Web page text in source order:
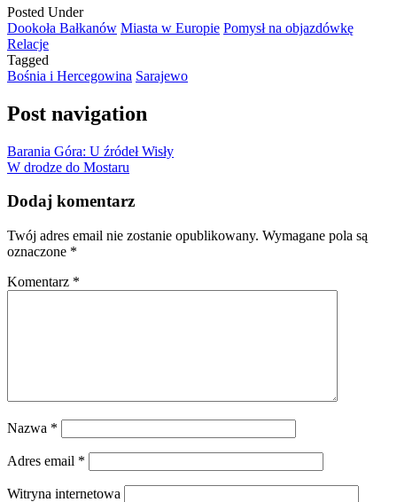
Posted Under
Dookoła Bałkanów Miasta w Europie Pomysł na objazdówkę
Relacje
Tagged
Bośnia i Hercegowina Sarajewo
Post navigation
Barania Góra: U źródeł Wisły
W drodze do Mostaru
Dodaj komentarz
Twój adres email nie zostanie opublikowany. Wymagane pola są
oznaczone *
Komentarz *
Nazwa *
Adres email *
Witryna internetowa